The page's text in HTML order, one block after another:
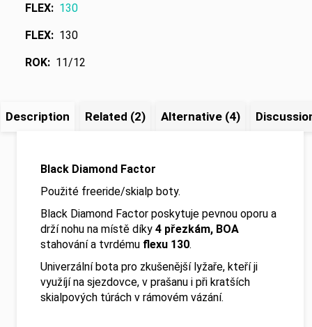
FLEX: 130
FLEX: 130
ROK: 11/12
Description Related (2) Alternative (4)
Black Diamond Factor
Použité freeride/skialp boty.
Black Diamond Factor poskytuje pevnou oporu a
drží nohu na místě díky 4 přezkám, BOA
stahování a tvrdému flexu 130.
Univerzální bota pro zkušenější lyžaře, kteří ji
využíjí na sjezdovce, v prašanu i při kratších
skialpových túrách v rámovém vázání.